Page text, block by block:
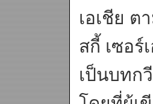
เอเชีย
สกี้ เซอร์
เป็นบทก